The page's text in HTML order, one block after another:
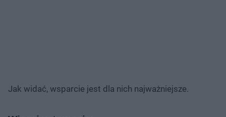
Jak widać, wsparcie jest dla nich najważniejsze.